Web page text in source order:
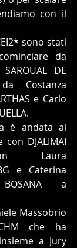
con il
sono stati
da
DE
Costanza
e Carlo
è andata al
DJALIMAI
Laura
e Caterina
BOSANA a
Massobrio
che ha
a Jury